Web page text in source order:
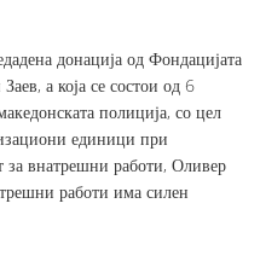
донација од Фондацијата
а која се состои од 6
полиција, со цел
единици при
за внатрешни работи, Оливер
работи има силен